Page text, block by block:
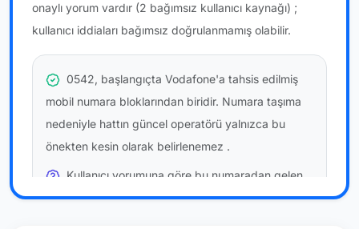
onaylı yorum vardır (2 bağımsız kullanıcı kaynağı) ;
kullanıcı iddiaları bağımsız doğrulanmamış olabilir.
0542, başlangıçta Vodafone'a tahsis edilmiş
mobil numara bloklarından biridir. Numara taşıma
nedeniyle hattın güncel operatörü yalnızca bu
önekten kesin olarak belirlenemez .
Kullanıcı yorumuna göre bu numaradan gelen
çağrılaratemkinli yaklaşmanızönerilir; bu bir site